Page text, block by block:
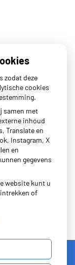
als je verder kijkt
voorschrijven,
omhoog
meer: aantal
zodat deze
cookies
samen met
inhoud
Translate en
Instagram, X
en
gegevens
website kunt u
of